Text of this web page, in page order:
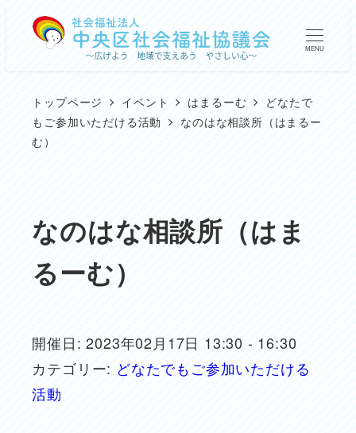
MENU
トップページ イベント はまるーむ
どなたで
もご参加いただける活動
なのはな相談所（はまるー
む）
なのはな相談所（はま
るーむ）
開催日: 2023年02月17日 13:30 - 16:30
カテゴリー: どなたでもご参加いただける
活動